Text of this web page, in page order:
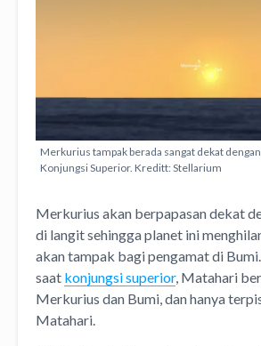
Merkurius tampak berada sangat dekat
Konjungsi Superior. Kreditt: Stellarium
Merkurius akan berpapasan dekat
di langit sehingga planet ini
akan tampak bagi pengamat di
saat konjungsi superior, Matahari
Merkurius dan Bumi, dan hanya
Matahari.